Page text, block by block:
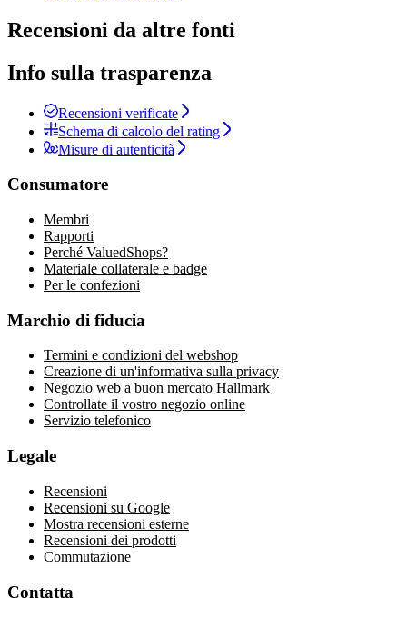
Recensioni da altre fonti
Info sulla trasparenza
Recensioni verificate
Schema di calcolo del rating
Misure di autenticità
Consumatore
Membri
Rapporti
Perché ValuedShops?
Materiale collaterale e badge
Per le confezioni
Marchio di fiducia
Termini e condizioni del webshop
Creazione di un'informativa sulla privacy
Negozio web a buon mercato Hallmark
Controllate il vostro negozio online
Servizio telefonico
Legale
Recensioni
Recensioni su Google
Mostra recensioni esterne
Recensioni dei prodotti
Commutazione
Contatta